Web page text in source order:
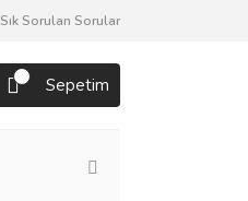
Sık Sorulan Sorular
Sepetim